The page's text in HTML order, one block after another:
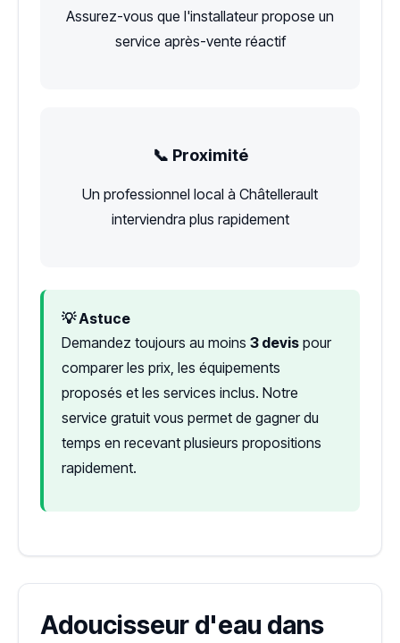
Assurez-vous que l'installateur propose un
service après-vente réactif
📞 Proximité
Un professionnel local à Châtellerault
interviendra plus rapidement
💡 Astuce
Demandez toujours au moins 3 devis pour
comparer les prix, les équipements
proposés et les services inclus. Notre
service gratuit vous permet de gagner du
temps en recevant plusieurs propositions
rapidement.
Adoucisseur d'eau dans